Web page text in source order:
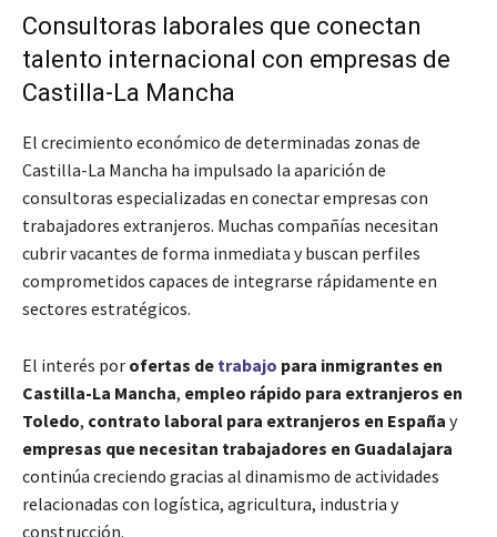
Consultoras laborales que conectan
talento internacional con empresas de
Castilla-La Mancha
El crecimiento económico de determinadas zonas de
Castilla-La Mancha ha impulsado la aparición de
consultoras especializadas en conectar empresas con
trabajadores extranjeros. Muchas compañías necesitan
cubrir vacantes de forma inmediata y buscan perfiles
comprometidos capaces de integrarse rápidamente en
sectores estratégicos.
El interés por ofertas de trabajo para inmigrantes en
Castilla-La Mancha, empleo rápido para extranjeros en
Toledo, contrato laboral para extranjeros en España y
empresas que necesitan trabajadores en Guadalajara
continúa creciendo gracias al dinamismo de actividades
relacionadas con logística, agricultura, industria y
construcción.